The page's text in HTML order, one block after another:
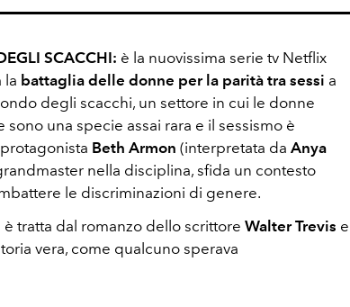
SCACCHI: è la nuovissima serie tv Netflix
la battaglia delle donne per la parità tra sessi a
degli scacchi, un settore in cui le donne
sono una specie assai rara e il sessismo è
Beth Armon (interpretata da Anya
nella disciplina, sfida un contesto
le discriminazioni di genere.
è tratta dal romanzo dello scrittore Walter Trevis e
vera, come qualcuno sperava